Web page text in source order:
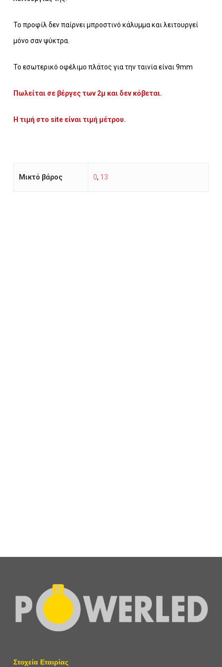
Το προφίλ δεν παίρνει μπροστινό κάλυμμα και λειτουργεί
μόνο σαν ψύκτρα.
Το εσωτερικό οφέλιμο πλάτος για την ταινία είναι 9mm
Πωλείται σε βέργες των 2μ και δεν κόβεται.
Η τιμή στο site είναι τιμή μέτρου.
Μικτό βάρος 0, 13
Στοχεία Εταιρίας